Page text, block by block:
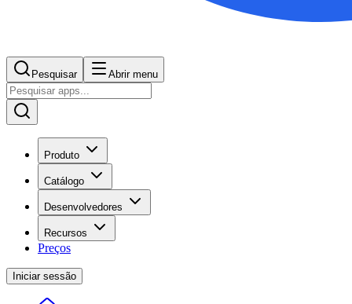
Pesquisar Abrir menu
Produto
Catálogo
Desenvolvedores
Recursos
Preços
Iniciar sessão